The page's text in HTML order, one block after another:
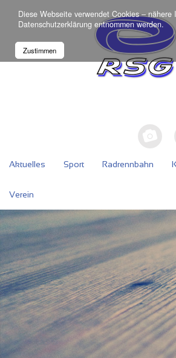
Diese Webseite verwendet Cookies –
Datenschutzerklärung entnommen werden.
Zustimmen
Aktuelles Sport Radrennbahn
Verein